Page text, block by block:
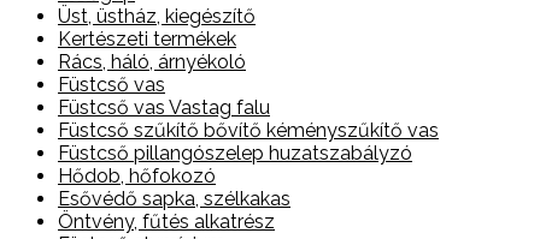
Üst, üstház, kiegészítő
Kertészeti termékek
Rács, háló, árnyékoló
Füstcső vas
Füstcső vas Vastag falu
Füstcső szűkítő bővítő kéményszűkítő vas
Füstcső pillangószelep huzatszabályzó
Hődob, hőfokozó
Esővédő sapka, szélkakas
Öntvény, fűtés alkatrész